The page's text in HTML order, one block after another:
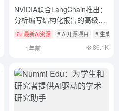
# AI开源项目
NVIDIA联合LangChain推出：
分析编写结构化报告的高级指
南,实现AI驱动的技术报告生成
最新AI资源 # AI开源项目 # 生成深
1年前 86.1K